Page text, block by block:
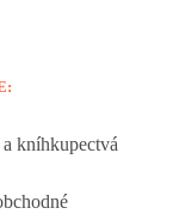
kníhkupectvá